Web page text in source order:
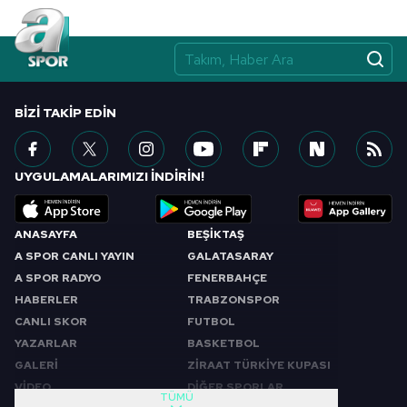
ANASAYFA
A SPOR CANLI YAYIN
A SPOR RADYO
HABERLER
CANLI SKOR
YAZARLAR
GALERİ
VİDEO
BEŞİKTAŞ
GALATASARAY
FENERBAHÇE
TRABZONSPOR
FUTBOL
BASKETBOL
ZİRAAT TÜRKİYE KUPASI
DİĞER SPORLAR
TÜMÜ
BIZI TAKIP EDIN
UYGULAMALARIMIZI İNDİRİN!